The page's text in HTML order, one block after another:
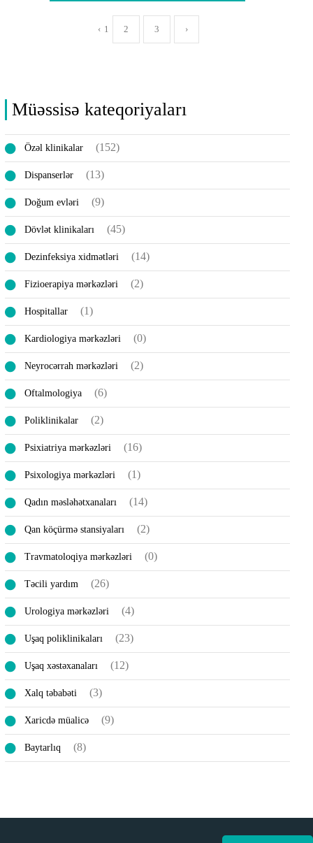
‹ 1 2 3 ›
Müəssisə kateqoriyaları
Özəl klinikalar (152)
Disраnsеrlər (13)
Doğum evləri (9)
Dövlət klinikaları (45)
Dеzinfeksiya xidmətləri (14)
Fizioerapiya mərkəzləri (2)
Hospitallar (1)
Kardiologiya mərkəzləri (0)
Neyrocərrah mərkəzləri (2)
Oftalmologiya (6)
Poliklinikalar (2)
Psixiatriya mərkəzləri (16)
Psixologiya mərkəzləri (1)
Qadın məsləhətxanaları (14)
Qan köçürmə stansiyaları (2)
Travmatoloqiya mərkəzləri (0)
Təcili yardım (26)
Urologiya mərkəzləri (4)
Uşaq poliklinikaları (23)
Uşaq xəstəxanaları (12)
Xalq təbabəti (3)
Xaricdə müalicə (9)
Вaytarlıq (8)